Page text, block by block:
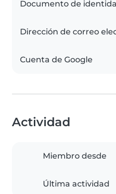
Documento de
Dirección de correo
Cuenta de Google
Actividad
Miembro desde
Última actividad